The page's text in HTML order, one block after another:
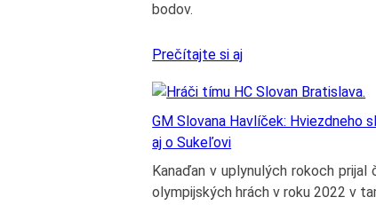
bodov.
Prečítajte si aj
GM Slovana Havlíček: Hviezdneho
aj o Sukeľovi
Kanaďan v uplynulých rokoch
olympijských hrách v roku 2022 v